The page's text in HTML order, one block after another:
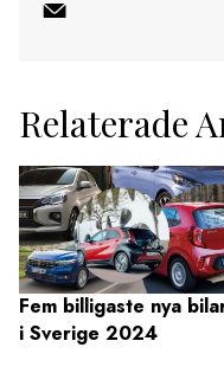
Relaterade
Fem billigaste nya
i Sverige 2024